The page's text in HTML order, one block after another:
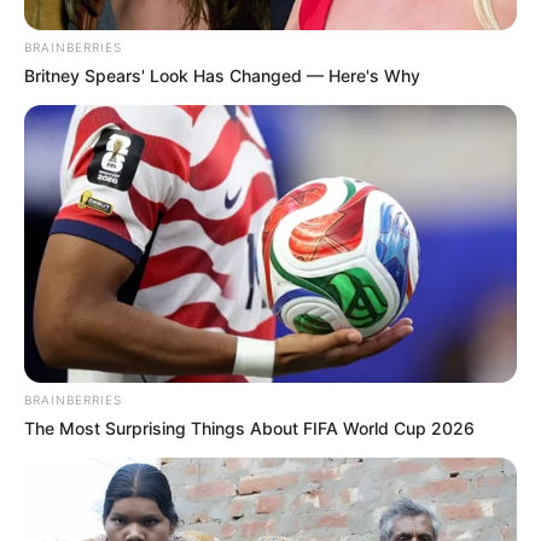
ΜΙΑ ΠΟΛΥ ΕΝΔΙΑΦΕΡΟΥΣΑ ΠΡΟΣΕΓΓΙΣΗ ΘΑ ΔΟΥΜΕ ΣΕ ΑΥΤΟ
ΕΡΕΥΝΗΣΟΥΜΕ ΚΑΙ ΜΟΝΟΙ ΜΑΣ. ΑΝΑΦΕΡΕΤΑΙ ΣΤΗΝ ΣΧΕΣΗ
ΠΟΥ ΜΠΟΡΕΙ...
ΑΠΟΨΕΙΣ ΥΓΕΙΑ
Του κορονοϊού το κάγκελο!
Του κορονοϊού το κάγκελο! ΓΡΑΦΕΙ Ο Dionisis
Labroulias .”Όταν κάποιος δηλώνει “Εγώ είμαι με τους
ειδικούς” και κάνει το “μπόλι” γι’ αυτόν το λόγο, παρακαλώ
πολύ,...
BRAINBERRIES
Britney Spears' Look Has Changed — Here's Why
BRAINBERRIES
The Most Surprising Things About FIFA World Cup 2026